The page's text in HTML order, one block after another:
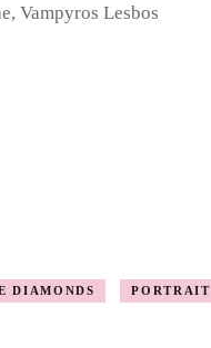
Vampyros Lesbos
DIAMONDS PORTRAIT